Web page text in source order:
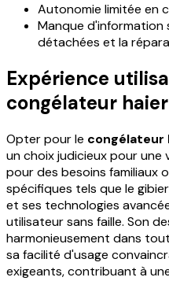
Autonomie limitée en
Manque d'information
détachées et la
Expérience
congélateur
Opter pour le congélateur
un choix judicieux pour une
pour des besoins familiaux
spécifiques tels que le
et ses technologies
utilisateur sans faille. Son
harmonieusement dans
sa facilité d'usage
exigeants, contribuant à